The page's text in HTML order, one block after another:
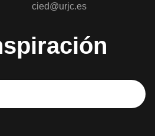
cied@urjc.es